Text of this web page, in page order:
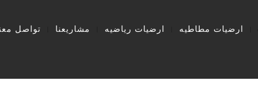
ارضيات مطاطيه ارضيات رياضيه مشاريعنا تواصل